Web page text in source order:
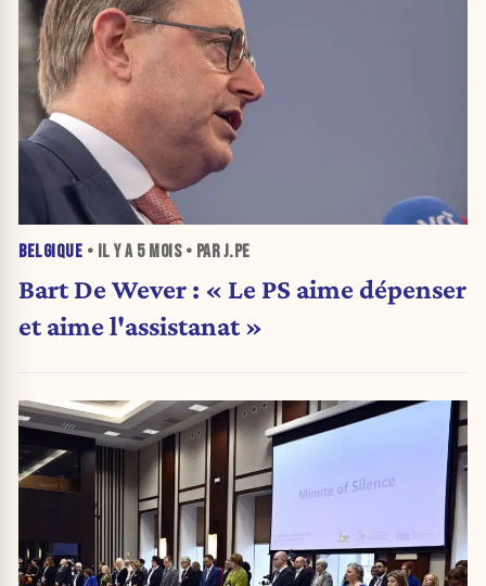
BELGIQUE • IL Y A 5 MOIS• PAR J.PE
Bart De Wever : « Le PS aime dépenser
et aime l'assistanat »